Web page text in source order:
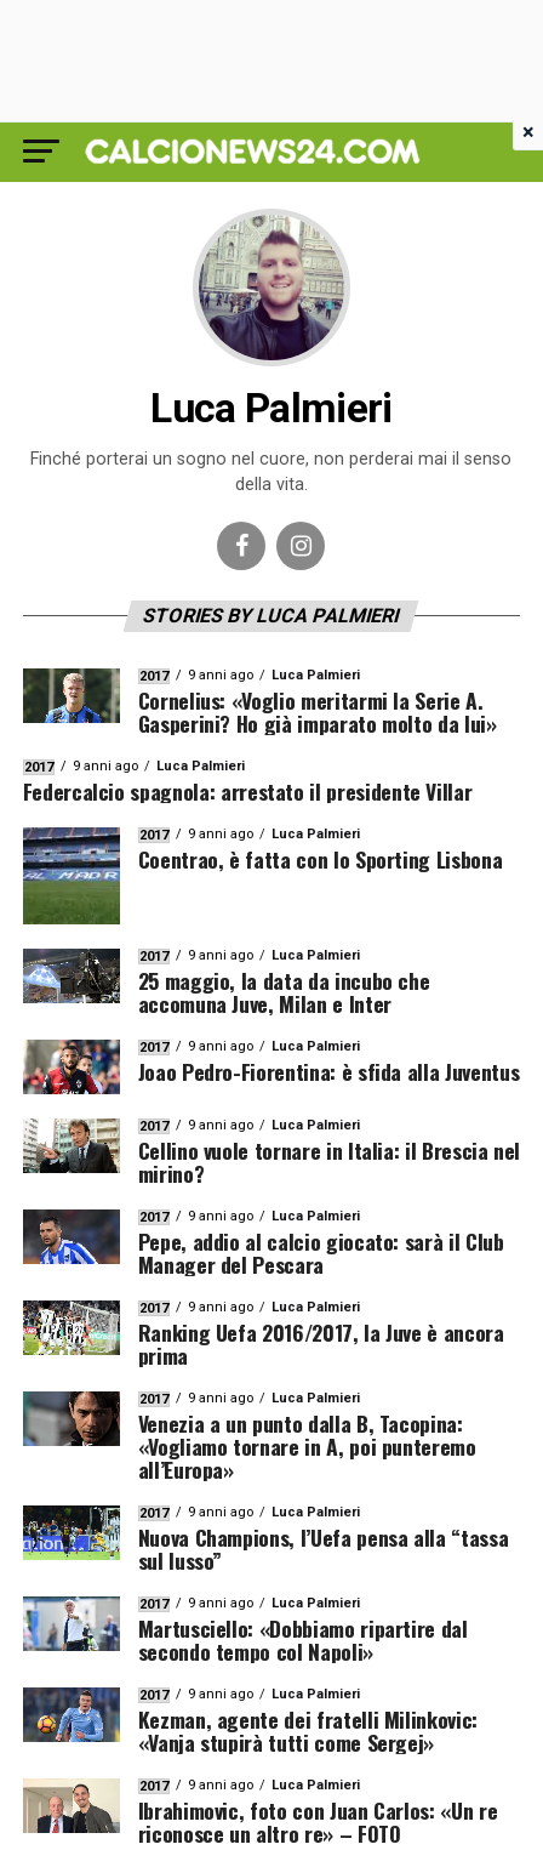
Luca Palmieri
Finché porterai un sogno nel cuore, non perderai mai il senso
della vita.
STORIES BY LUCA PALMIERI
2017 9 anni ago Luca Palmieri
Cornelius: «Voglio meritarmi la Serie A.
Gasperini? Ho già imparato molto da lui»
2017 9 anni ago Luca Palmieri
Federcalcio spagnola: arrestato il presidente Villar
2017 9 anni ago Luca Palmieri
Coentrao, è fatta con lo Sporting Lisbona
2017 9 anni ago Luca Palmieri
25 maggio, la data da incubo che
accomuna Juve, Milan e Inter
2017 9 anni ago Luca Palmieri
Joao Pedro-Fiorentina: è sfida alla Juventus
2017 9 anni ago Luca Palmieri
Cellino vuole tornare in Italia: il Brescia nel
mirino?
2017 9 anni ago Luca Palmieri
Pepe, addio al calcio giocato: sarà il Club
Manager del Pescara
2017 9 anni ago Luca Palmieri
Ranking Uefa 2016/2017, la Juve è ancora
prima
2017 9 anni ago Luca Palmieri
Venezia a un punto dalla B, Tacopina:
«Vogliamo tornare in A, poi punteremo
all’Europa»
2017 9 anni ago Luca Palmieri
Nuova Champions, l’Uefa pensa alla “tassa
sul lusso”
2017 9 anni ago Luca Palmieri
Martusciello: «Dobbiamo ripartire dal
secondo tempo col Napoli»
2017 9 anni ago Luca Palmieri
Kezman, agente dei fratelli Milinkovic:
«Vanja stupirà tutti come Sergej»
2017 9 anni ago Luca Palmieri
Ibrahimovic, foto con Juan Carlos: «Un re
riconosce un altro re» – FOTO
×